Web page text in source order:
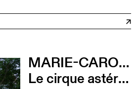
MARIE-CAROLINE HOMINAL
Le cirque astéroïde